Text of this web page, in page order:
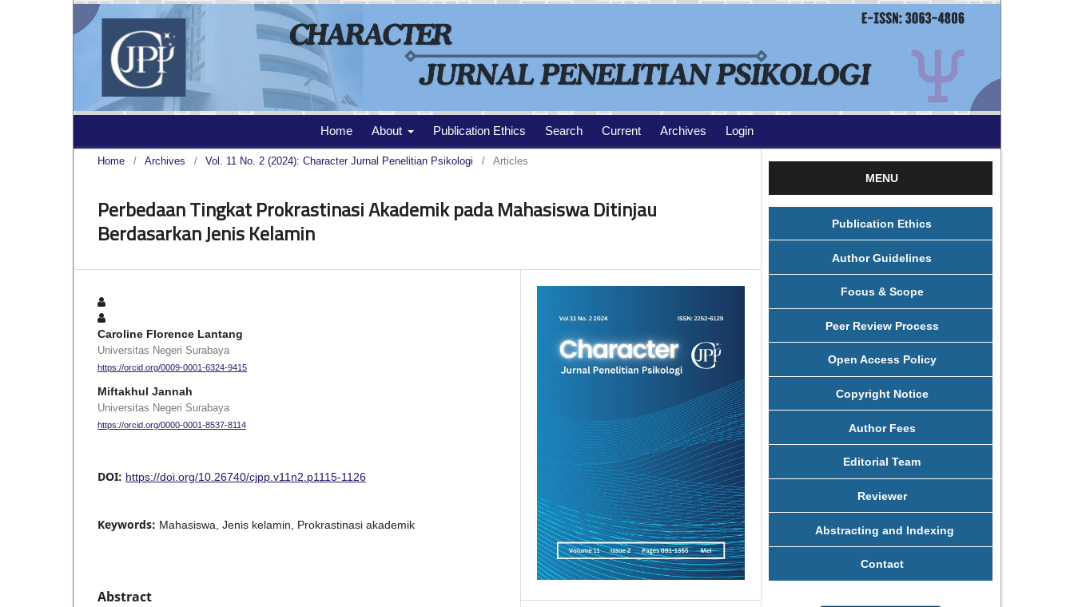
Home About Publication Ethics Search Current Archives Login
Home / Archives / Vol. 11 No. 2 (2024): Character Jurnal Penelitian Psikologi / Articles
Perbedaan Tingkat Prokrastinasi Akademik pada Mahasiswa Ditinjau
Berdasarkan Jenis Kelamin
Caroline Florence Lantang
Universitas Negeri Surabaya
https://orcid.org/0009-0001-6324-9415
Miftakhul Jannah
Universitas Negeri Surabaya
https://orcid.org/0000-0001-8537-8114
DOI: https://doi.org/10.26740/cjpp.v11n2.p1115-1126
Keywords: Mahasiswa, Jenis kelamin, Prokrastinasi akademik
Abstract
MENU
Publication Ethics
Author Guidelines
Focus & Scope
Peer Review Process
Open Access Policy
Copyright Notice
Author Fees
Editorial Team
Reviewer
Abstracting and Indexing
Contact